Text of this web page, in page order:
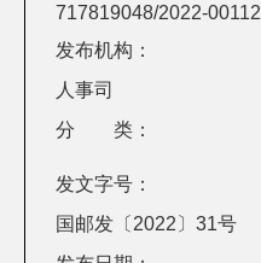
717819048/2022-00112
发布机构：
人事司
分 类：
发文字号：
国邮发〔2022〕31号